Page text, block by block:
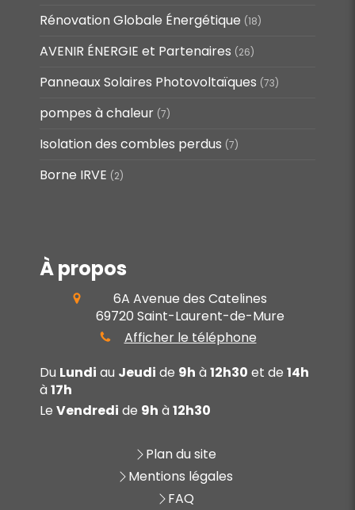
Rénovation Globale Énergétique (18)
AVENIR ÉNERGIE et Partenaires (26)
Panneaux Solaires Photovoltaïques (73)
pompes à chaleur (7)
Isolation des combles perdus (7)
Borne IRVE (2)
À propos
6A Avenue des Catelines
69720 Saint-Laurent-de-Mure
Afficher le téléphone
Du Lundi au Jeudi de 9h à12h30 et de 14h
à17h
Le Vendredi de 9h à12h30
Plan du site
Mentions légales
FAQ